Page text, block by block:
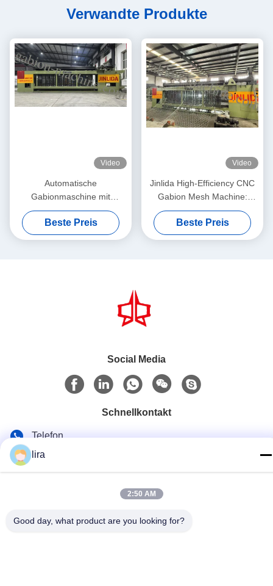
Verwandte Produkte
Video
Automatische
Gabionmaschine mit
servodriven
Präzisionsnetzmacher 5,3m
Max. Breite
Beste Preis
Video
Jinlida High-Efficiency CNC
Gabion Mesh Machine:
Perfect Combination of Fast
Output and Precision
Weaving to Boost
Beste Preis
Social Media
Schnellkontakt
Telefon
86-510-86385783
Anschrift
lira
2:50 AM
Good day, what product are you looking for?